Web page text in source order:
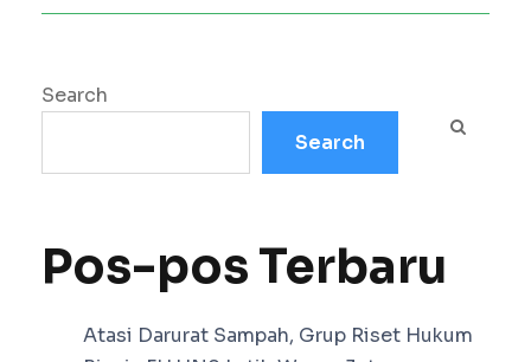
Search
Search
Pos-pos Terbaru
Atasi Darurat Sampah, Grup Riset Hukum